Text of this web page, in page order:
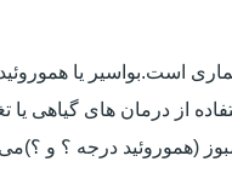
است.بواسیر یا
از درمان های گیاهی یا
(هموروئید درجه ؟ و ؟)می